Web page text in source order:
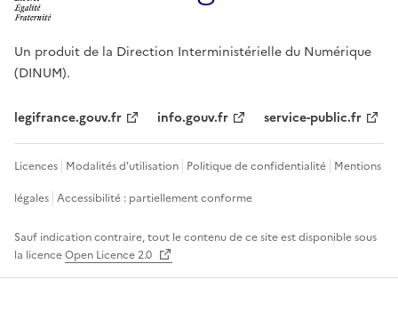
Un produit de la Direction Interministérielle du Numérique
(DINUM).
legifrance.gouv.fr info.gouv.fr service-public.fr
Licences Modalités d'utilisation Politique de confidentialité Mentions
légales Accessibilité : partiellement conforme
Sauf indication contraire, tout le contenu de ce site est disponible sous
la licenceOpen Licence 2.0